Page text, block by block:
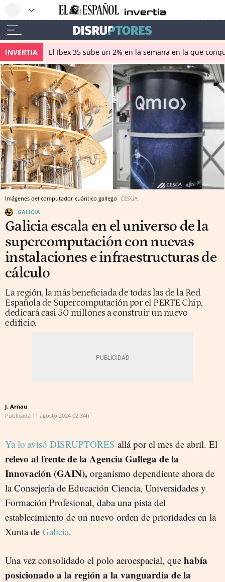
INVERTIA El Ibex 35 sube un 2% en la semana en la que
Imágenes del computador cuántico gallego CESGA
GALICIA
Galicia escala en el universo de la
supercomputación con nuevas
instalaciones e infraestructuras de
cálculo
La región, la más beneficiada de todas las de la Red
Española de Supercomputación por el PERTE Chip,
dedicará casi 50 millones a construir un nuevo
edificio.
J. Arnau
Publicada 11 agosto 2024 02:34h
Ya lo avisó DISRUPTORES allá por el mes de abril. El
relevo al frente de la Agencia Gallega de la
Innovación (GAIN), organismo dependiente ahora de
la Consejería de Educación Ciencia, Universidades y
Formación Profesional, daba una pista del
establecimiento de un nuevo orden de prioridades en la
Xunta de Galicia.
Una vez consolidado el polo aeroespacial, que había
posicionado a la región a la vanguardia de la